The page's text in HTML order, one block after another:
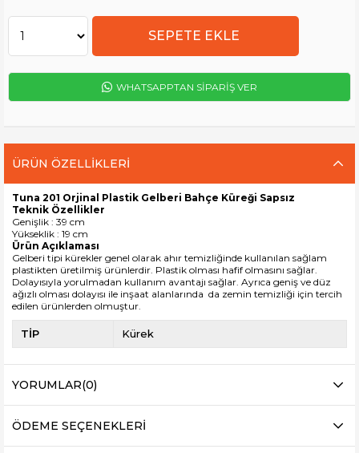
WHATSAPPTAN SİPARİŞ VER
ÜRÜN ÖZELLIKLERI
Tuna 201 Orjinal Plastik Gelberi Bahçe Küreği Sapsız
Teknik Özellikler
Genişlik : 39 cm
Yükseklik : 19 cm
Ürün Açıklaması
Gelberi tipi kürekler genel olarak ahır temizliğinde kullanılan sağlam
plastikten üretilmiş ürünlerdir. Plastik olması hafif olmasını sağlar.
Dolayısıyla yorulmadan kullanım avantajı sağlar. Ayrıca geniş ve düz
ağızlı olması dolayısı ile inşaat alanlarında da zemin temizliği için tercih
edilen ürünlerden olmuştur.
TİP Kürek
YORUMLAR(0)
ÖDEME SEÇENEKLERI